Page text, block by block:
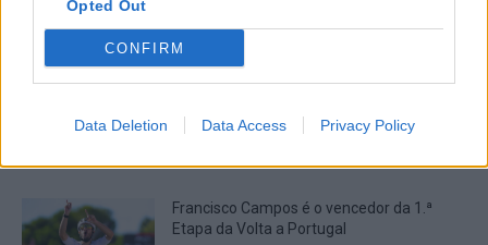
Opted Out
CONFIRM
Data Deletion Data Access Privacy Policy
encontro da diáspora mas também um
lugar de expressão do...
07/08/2026
Francisco Campos é o vencedor da 1.ª
Etapa da Volta a Portugal